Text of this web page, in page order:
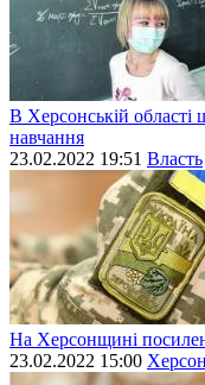
В Херсонській
навчання
23.02.2022 19:51 Власть
На Херсонщині
23.02.2022 15:00 Херсон